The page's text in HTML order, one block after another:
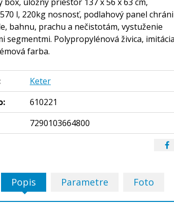
l, 220kg nosnosť, podlahový panel chráni
bahnu, prachu a nečistotám, vystuženie
segmentmi. Polypropylénová živica, imitácia
farba.
Keter
610221
7290103664800
Popis Parametre Foto